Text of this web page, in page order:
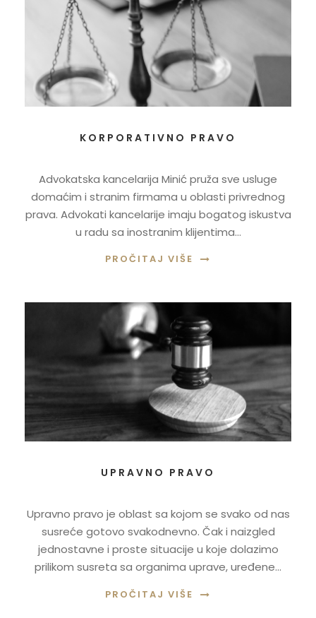
KORPORATIVNO PRAVO
Advokatska kancelarija Minić pruža sve usluge
domaćim i stranim firmama u oblasti privrednog
prava. Advokati kancelarije imaju bogatog iskustva
u radu sa inostranim klijentima...
PROČITAJ VIŠE
UPRAVNO PRAVO
Upravno pravo je oblast sa kojom se svako od nas
susreće gotovo svakodnevno. Čak i naizgled
jednostavne i proste situacije u koje dolazimo
prilikom susreta sa organima uprave, uređene...
PROČITAJ VIŠE